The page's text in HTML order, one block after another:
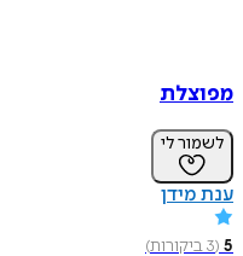
מפוצלת
לשמור לי
ענת מידן
5
(
3ביקורות)